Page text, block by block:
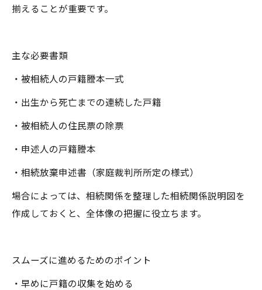
揃えることが重要です。
主な必要書類
・被相続人の戸籍謄本一式
・出生から死亡までの連続した戸籍
・被相続人の住民票の除票
・申述人の戸籍謄本
・相続放棄申述書（家庭裁判所所定の様式）
場合によっては、相続関係を整理した相続関係説明図を
作成しておくと、全体像の把握に役立ちます。
スムーズに進めるためのポイント
・早めに戸籍の収集を始める